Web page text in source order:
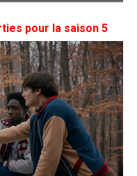
pour la saison 5